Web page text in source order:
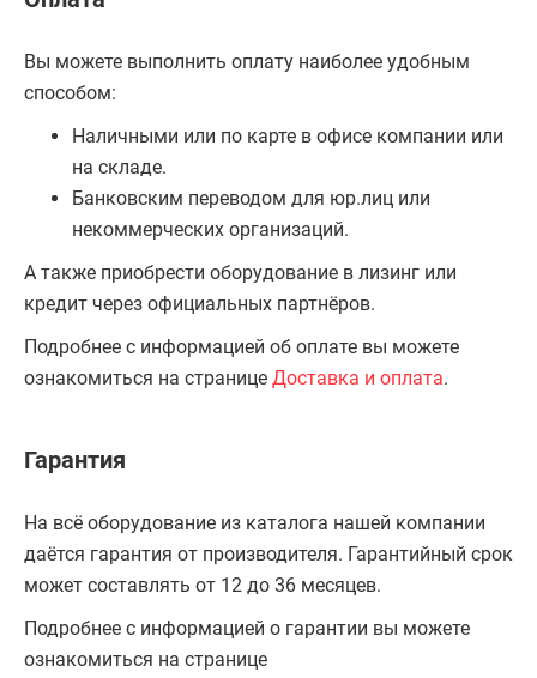
Вы можете выполнить оплату наиболее удобным
способом:
Наличными или по карте в офисе компании или
на складе.
Банковским переводом для юр.лиц или
некоммерческих организаций.
А также приобрести оборудование в лизинг или
кредит через официальных партнёров.
Подробнее с информацией об оплате вы можете
ознакомиться на странице Доставка и оплата.
Гарантия
На всё оборудование из каталога нашей компании
даётся гарантия от производителя. Гарантийный срок
может составлять от 12 до 36 месяцев.
Подробнее с информацией о гарантии вы можете
ознакомиться на странице